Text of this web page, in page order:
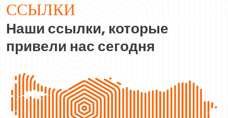
ССЫЛКИ
Наши ссылки, которые
привели нас сегодня